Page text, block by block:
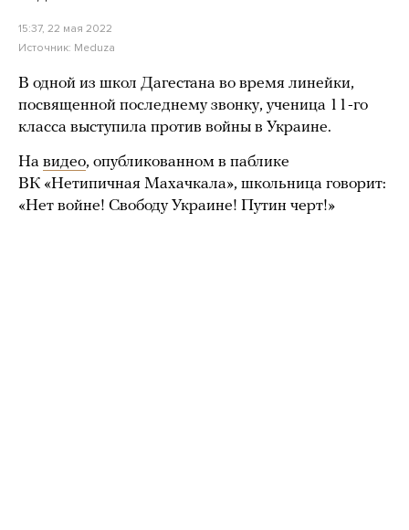
15:37, 22 мая 2022
Источник: Meduza
В одной из школ Дагестана во время линейки,
посвященной последнему звонку, ученица 11-го
класса выступила против войны в Украине.
На видео, опубликованном в паблике
ВК «Нетипичная Махачкала», школьница говорит:
«Нет войне! Свободу Украине! Путин черт!»